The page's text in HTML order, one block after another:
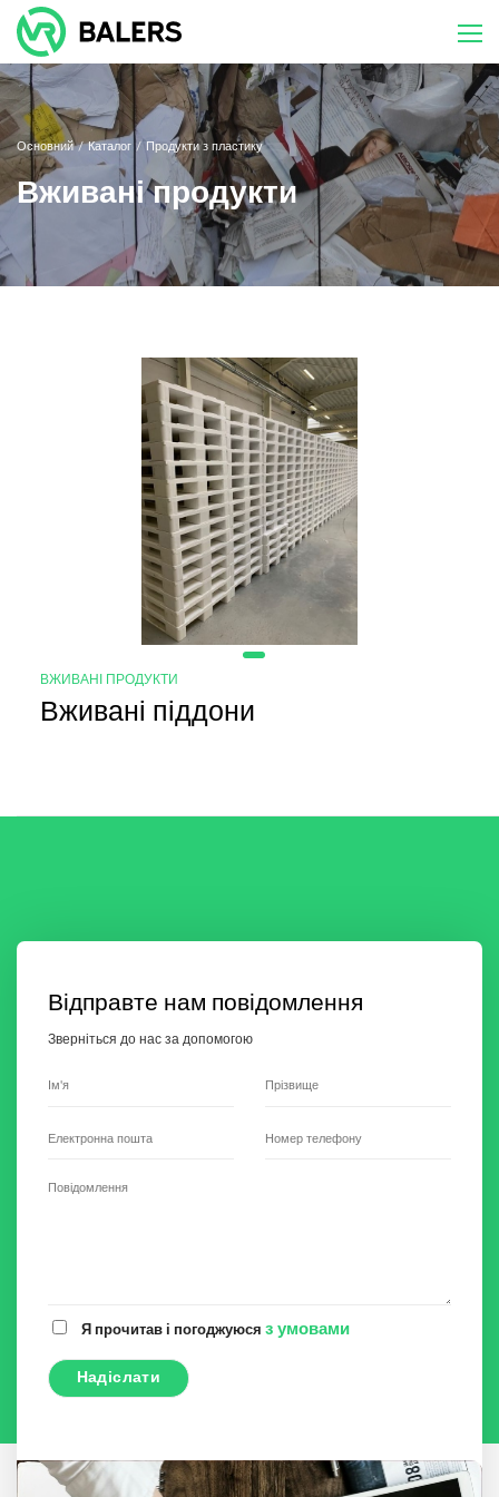
Skip
content
Основний / Каталог / Продукти з пластику
Вживані продукти
ВЖИВАНІ ПРОДУКТИ
Вживані піддони
Відправте нам повідомлення
Зверніться до нас за допомогою
Я прочитав і погоджуюся з умовами
t